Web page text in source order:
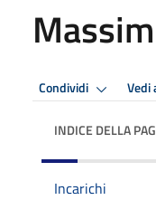
Condividi Vedi
INDICE DELLA
Incarichi